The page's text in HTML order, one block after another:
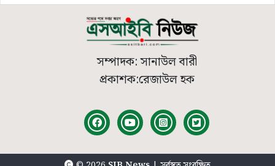
সম্পাদক: সানাউল বারী
প্রকাশক:রেজাউল হক